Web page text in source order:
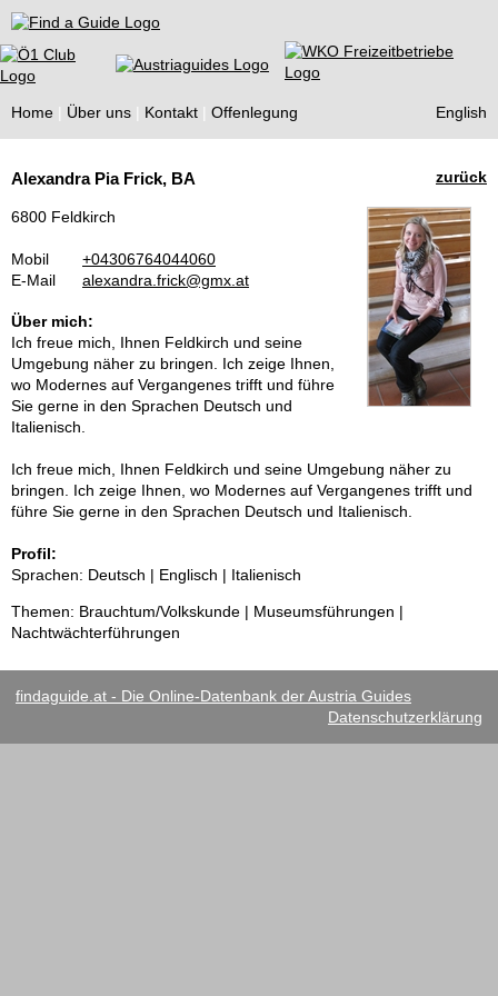
Find a Guide
Home Über uns Kontakt Offenlegung English
Guides
zurück
Alexandra Pia Frick, BA
6800 Feldkirch
Mobil
+04306764044060
E-Mail
alexandra.frick@gmx.at
Über mich:
Ich freue mich, Ihnen Feldkirch und seine
Umgebung näher zu bringen. Ich zeige Ihnen,
wo Modernes auf Vergangenes trifft und führe
Sie gerne in den Sprachen Deutsch und
Italienisch.
Ich freue mich, Ihnen Feldkirch und seine Umgebung näher zu
bringen. Ich zeige Ihnen, wo Modernes auf Vergangenes trifft und
führe Sie gerne in den Sprachen Deutsch und Italienisch.
Profil:
Sprachen: Deutsch | Englisch | Italienisch
Themen: Brauchtum/Volkskunde | Museumsführungen |
Nachtwächterführungen
findaguide.at - Die Online-Datenbank der Austria Guides
Datenschutzerklärung